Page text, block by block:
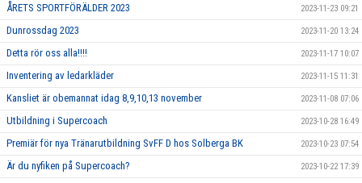
ÅRETS SPORTFÖRÄLDER 2023 2023-11-23 09:21
Dunrossdag 2023 2023-11-20 13:24
Detta rör oss alla!!!! 2023-11-17 10:07
Inventering av ledarkläder 2023-11-15 11:31
Kansliet är obemannat idag 8,9,10,13 november 2023-11-08 07:06
Utbildning i Supercoach 2023-10-28 16:49
Premiär för nya Tränarutbildning SvFF D hos Solberga BK 2023-10-23 07:54
Är du nyfiken på Supercoach? 2023-10-22 17:39